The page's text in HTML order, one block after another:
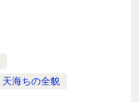
天海ちの全貌